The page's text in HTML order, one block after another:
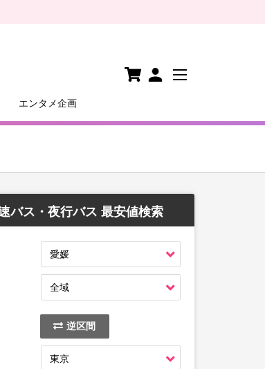
エンタメ企画
バス・夜行バス 最安値検索
逆区間